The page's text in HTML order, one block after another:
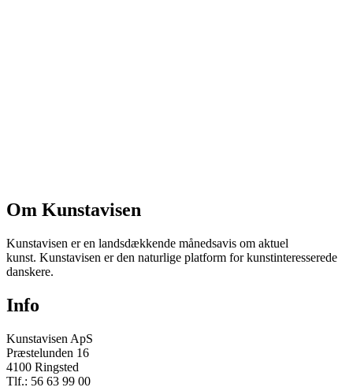
Om Kunstavisen
Kunstavisen er en landsdækkende månedsavis om aktuel
kunst. Kunstavisen er den naturlige platform for kunstinteresserede
danskere.
Info
Kunstavisen ApS
Præstelunden 16
4100 Ringsted
Tlf.: 56 63 99 00